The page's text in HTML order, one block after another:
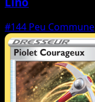
#144 Peu Commune